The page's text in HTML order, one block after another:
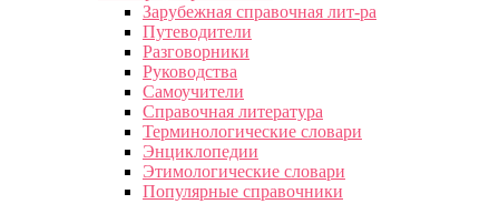
Зарубежная справочная лит-ра
Путеводители
Разговорники
Руководства
Самоучители
Справочная литература
Терминологические словари
Энциклопедии
Этимологические словари
Популярные справочники